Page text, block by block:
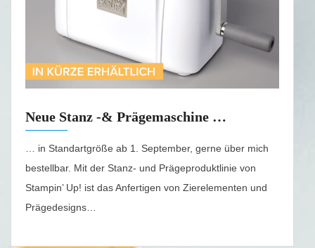
Neue Stanz -& Prägemaschine …
… in Standartgröße ab 1. September, gerne über mich
bestellbar. Mit der Stanz- und Prägeproduktlinie von
Stampin’ Up! ist das Anfertigen von Zierelementen und
Prägedesigns…